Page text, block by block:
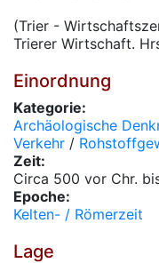
(Trier -
Trierer Wirtschaft.
Einordnung
Kategorie:
Archäologische
Verkehr /
Zeit:
Circa 500 vor Chr.
Epoche:
Kelten- / Römerzeit
Lage